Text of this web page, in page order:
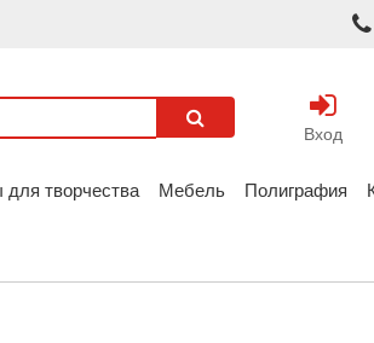
Вход
для творчества Мебель Полиграфия